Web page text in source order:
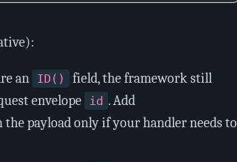
an ID()
field, the framework still
envelope id . Add
the payload only if your handler needs to